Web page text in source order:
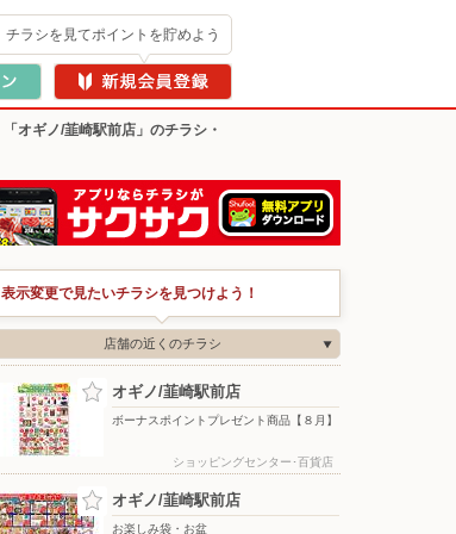
チラシを見てポイントを貯めよう
「オギノ/韮崎駅前店」のチラシ・
表示変更で見たいチラシを見つけよう！
店舗の近くのチラシ
オギノ/韮崎駅前店
ボーナスポイントプレゼント商品【８月】
ショッピングセンター･百貨店
オギノ/韮崎駅前店
お楽しみ袋・お盆